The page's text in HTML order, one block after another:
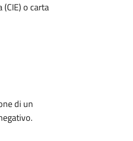
o carta
di un